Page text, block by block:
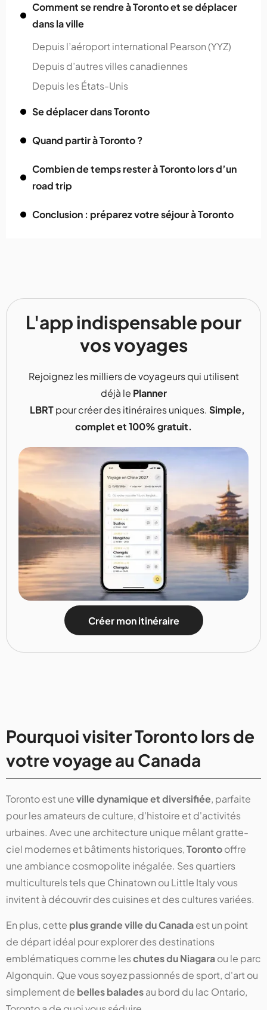
Comment se rendre à Toronto et se déplacer
dans la ville
Depuis l’aéroport international Pearson (YYZ)
Depuis d’autres villes canadiennes
Depuis les États-Unis
Se déplacer dans Toronto
Quand partir à Toronto ?
Combien de temps rester à Toronto lors d’un
road trip
Conclusion : préparez votre séjour à Toronto
L'app indispensable pour
vos voyages
Rejoignez les milliers de voyageurs qui utilisent
déjà le Planner
LBRTpour créer des itinéraires uniques. Simple,
complet et 100% gratuit.
Créer mon itinéraire
Pourquoi visiter Toronto lors de
votre voyage au Canada
Toronto est uneville dynamique et diversifiée, parfaite
pour les amateurs de culture, d'histoire et d'activités
urbaines. Avec une architecture unique mêlant gratte-
ciel modernes et bâtiments historiques,Torontooffre
une ambiance cosmopolite inégalée. Ses quartiers
multiculturels tels que Chinatown ou Little Italy vous
invitent à découvrir des cuisines et des cultures variées.
En plus, cette plus grande ville du Canadaest un point
de départ idéal pour explorer des destinations
emblématiques comme leschutes du Niagaraou le parc
Algonquin. Que vous soyez passionnés de sport, d'art ou
simplement de belles baladesau bord du lac Ontario,